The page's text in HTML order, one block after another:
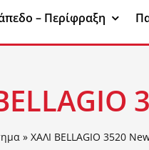
– Περίφραξη
» ΧΑΛΙ BELLAGIO 3520